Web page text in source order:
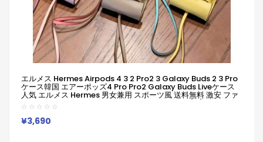
エルメス Hermes Airpods 4 3 2 Pro2 3 Galaxy Buds 2 3 Pro
ケース韓国 エアーポッズ4 Pro Pro2 Galaxy Buds Liveケース
人気 エルメス Hermes 男女兼用 スポーツ風 送料無料 激安 ファ
ッション エルメス Hermes ブランドairpods4 3/2/1 Pro2
Galaxy Buds 3 Pro 2ケースメンズ レデイーズ
¥3,690